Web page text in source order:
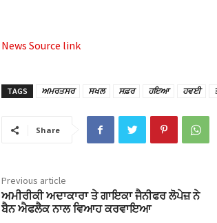
News Source link
TAGS ਅਮਰਤਸਰ ਸਖਲ ਸਫ਼ਰ ਹਇਆ ਹਵਈ
Share
Previous article
ਅਮੀਰੀਕੀ ਅਦਾਕਾਰਾ ਤੇ ਗਾਇਕਾ ਜੈਨੀਫਰ ਲੋਪੇਜ਼ ਨੇ
ਬੈਨ ਐਫਲੈਕ ਨਾਲ ਵਿਆਹ ਕਰਵਾਇਆ